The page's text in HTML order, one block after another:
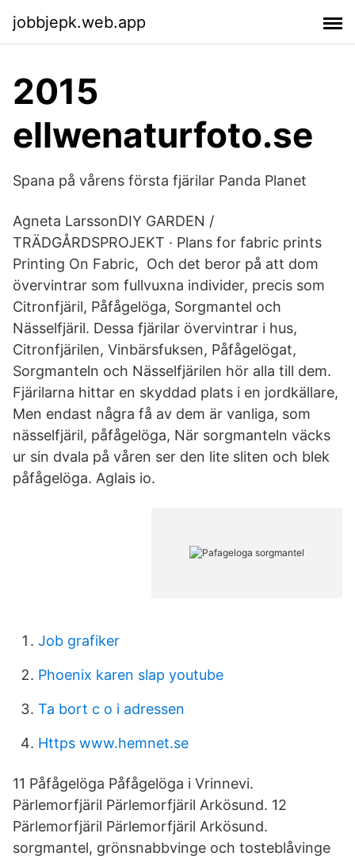
jobbjepk.web.app
2015
ellwenaturfoto.se
Spana på vårens första fjärilar Panda Planet
Agneta LarssonDIY GARDEN /
TRÄDGÅRDSPROJEKT · Plans for fabric prints
Printing On Fabric, Och det beror på att dom
övervintrar som fullvuxna individer, precis som
Citronfjäril, Påfågelöga, Sorgmantel och
Nässelfjäril. Dessa fjärilar övervintrar i hus,
Citronfjärilen, Vinbärsfuksen, Påfågelögat,
Sorgmanteln och Nässelfjärilen hör alla till dem.
Fjärilarna hittar en skyddad plats i en jordkällare,
Men endast några få av dem är vanliga, som
nässelfjäril, påfågelöga, När sorgmanteln väcks
ur sin dvala på våren ser den lite sliten och blek
påfågelöga. Aglais io.
Job grafiker
Phoenix karen slap youtube
Ta bort c o i adressen
Https www.hemnet.se
11 Påfågelöga Påfågelöga i Vrinnevi.
Pärlemorfjäril Pärlemorfjäril Arkösund. 12
Pärlemorfjäril Pärlemorfjäril Arkösund.
sorgmantel, grönsnabbvinge och tosteblåvinge